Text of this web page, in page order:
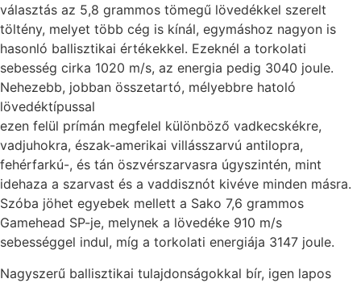
választás az 5,8 grammos tömegű lövedékkel szerelt
töltény, melyet több cég is kínál, egymáshoz nagyon is
hasonló ballisztikai értékekkel. Ezeknél a torkolati
sebesség cirka 1020 m/s, az energia pedig 3040 joule.
Nehezebb, jobban összetartó, mélyebbre hatoló
lövedéktípussal
ezen felül prímán megfelel különböző vadkecskékre,
vadjuhokra, észak-amerikai villásszarvú antilopra,
fehérfarkú-, és tán öszvérszarvasra úgyszintén, mint
idehaza a szarvast és a vaddisznót kivéve minden másra.
Szóba jöhet egyebek mellett a Sako 7,6 grammos
Gamehead SP-je, melynek a lövedéke 910 m/s
sebességgel indul, míg a torkolati energiája 3147 joule.
Nagyszerű ballisztikai tulajdonságokkal bír, igen lapos